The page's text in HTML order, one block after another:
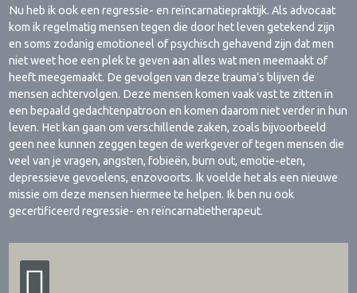
Nu heb ik ook een regressie- en reïncarnatiepraktijk. Als advocaat
kom ik regelmatig mensen tegen die door het leven getekend zijn
en soms zodanig emotioneel of psychisch gehavend zijn dat men
niet weet hoe een plek te geven aan alles wat men meemaakt of
heeft meegemaakt. De gevolgen van deze trauma’s blijven de
mensen achtervolgen. Deze mensen komen vaak vast te zitten in
een bepaald gedachtenpatroon en komen daarom niet verder in hun
leven. Het kan gaan om verschillende zaken, zoals bijvoorbeeld
geen nee kunnen zeggen tegen de werkgever of tegen mensen die
veel van je vragen, angsten, fobieën, burn out, emotie-eten,
depressieve gevoelens, enzovoorts. Ik voelde het als een nieuwe
missie om deze mensen hiermee te helpen. Ik ben nu ook
gecertificeerd regressie- en reïncarnatietherapeut.